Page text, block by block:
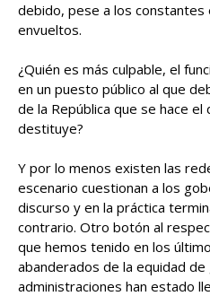
debido, pese a los constantes
envueltos.
¿Quién es más culpable, el
en un puesto público al que
de la República que se hace
destituye?
Y por lo menos existen las
escenario cuestionan a los
discurso y en la práctica
contrario. Otro botón al
que hemos tenido en los
abanderados de la equidad
administraciones han estado